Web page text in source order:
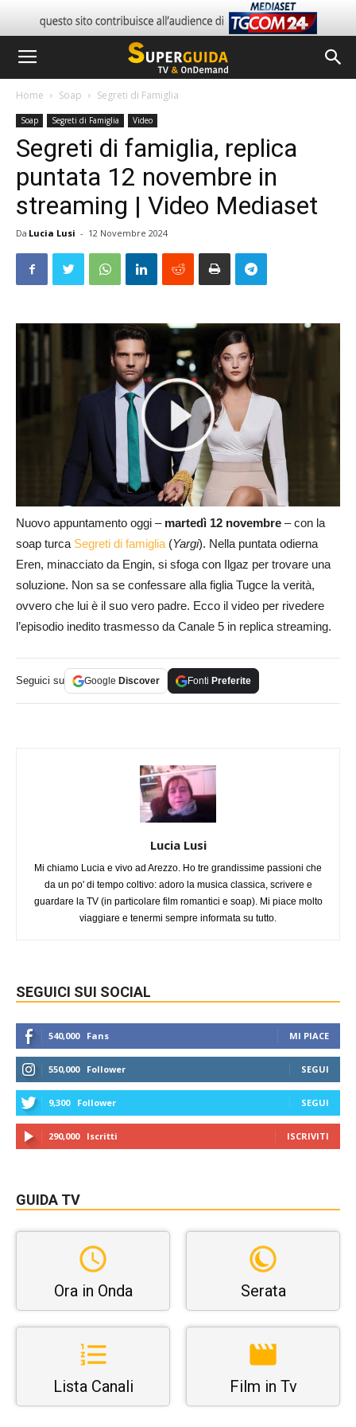
Home Soap Segreti di Famiglia
Soap Segreti di Famiglia Video
Segreti di famiglia, replica
puntata 12 novembre in
streaming | Video Mediaset
Da Lucia Lusi - 12 Novembre 2024
Nuovo appuntamento oggi – martedì 12 novembre – con la
soap turca Segreti di famiglia(Yargi). Nella puntata odierna
Eren, minacciato da Engin, si sfoga con Ilgaz per trovare una
soluzione. Non sa se confessare alla figlia Tugce la verità,
ovvero che lui è il suo vero padre. Ecco il video per rivedere
l’episodio inedito trasmesso da Canale 5 in replica streaming.
Seguici su Google Discover Fonti Preferite
Lucia Lusi
Mi chiamo Lucia e vivo ad Arezzo. Ho tre grandissime passioni che
da un po' di tempo coltivo: adoro la musica classica, scrivere e
guardare la TV (in particolare film romantici e soap). Mi piace molto
viaggiare e tenermi sempre informata su tutto.
SEGUICI SUI SOCIAL
540,000 Fans MI PIACE
550,000 Follower SEGUI
9,300 Follower SEGUI
290,000 Iscritti ISCRIVITI
GUIDA TV
Ora in Onda Serata
Lista Canali Film in Tv